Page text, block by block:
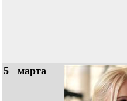
5 марта